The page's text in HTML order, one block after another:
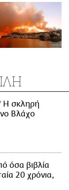
H σκληρή
Βλάχο
όσα βιβλία
20 χρόνια,